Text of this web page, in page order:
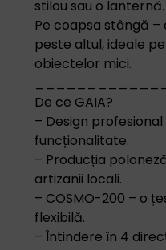
stilou sau o lanternă.
Pe coapsa stângă –
peste altul, ideale
obiectelor mici.
De ce GAIA?
– Design
funcționalitate.
– Producția
artizanii locali.
– COSMO-200 – o
flexibilă.
– Întindere în 4